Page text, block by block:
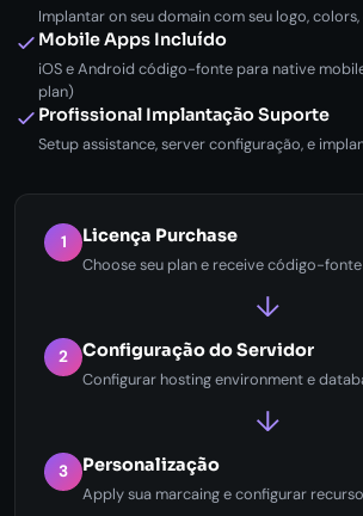
Implantar on seu domain com seu logo,
Mobile Apps Incluído
iOS e Android código-fonte para native
plan)
Profissional Implantação Suporte
Setup assistance, server configuração, e
1 Licença Purchase
Choose seu plan e receive código-
↓
2 Configuração do Servidor
Configurar hosting environment e
↓
3 Personalização
Apply sua marcaing e configurar